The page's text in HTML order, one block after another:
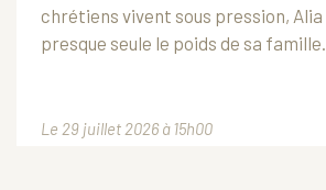
chrétiens vivent sous pression,
presque seule le poids de sa famille.
Le 29 juillet 2026 à 15h00